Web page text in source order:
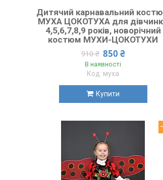
Дитячий карнавальний
МУХА ЦОКОТУХА для
4,5,6,7,8,9 років, новорічний
костюм МУХИ-ЦОКОТУХИ
910 ₴ 850 ₴
В наявності
муха
Купити